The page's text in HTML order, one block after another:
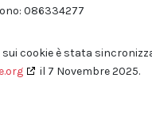
086334277
cookie è stata
il 7 Novembre 2025.